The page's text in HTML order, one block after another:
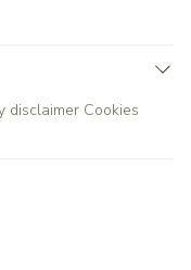
disclaimer Cookies